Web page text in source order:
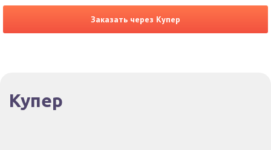
Заказать через Купер
Купер